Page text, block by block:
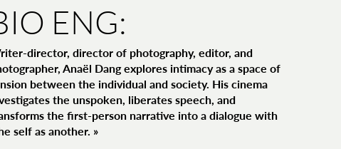
ENG:
director, director of photography, editor, and
Anaël Dang explores intimacy as a space of
between the individual and society. His cinema
the unspoken, liberates speech, and
the first-person narrative into a dialogue with
self as another. »